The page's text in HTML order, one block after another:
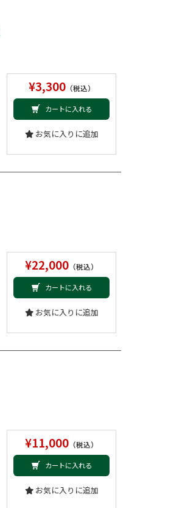
¥3,300（税込）
カートに入れる
お気に入りに追加
¥22,000 （税込）
カートに入れる
お気に入りに追加
¥11,000 （税込）
カートに入れる
お気に入りに追加